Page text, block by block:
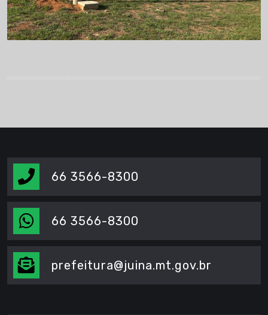
66 3566-8300
66 3566-8300
prefeitura@juina.mt.gov.br